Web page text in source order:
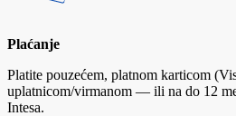
Plaćanje
Platite pouzećem, platnom karticom
uplatnicom/virmanom — ili na do 12
Intesa.